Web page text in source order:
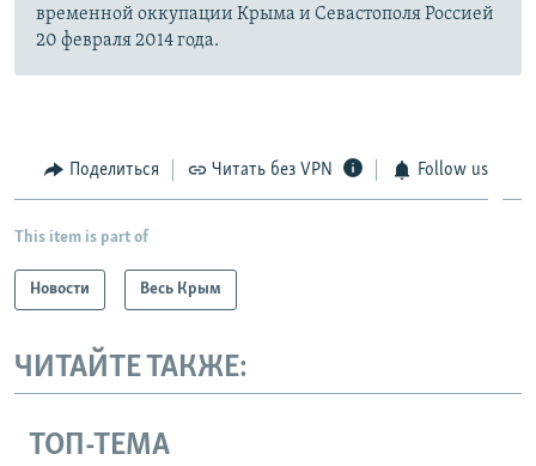
временной оккупации Крыма и Севастополя Россией
20 февраля 2014 года.
Поделиться Читать без VPN Follow us
This item is part of
Новости Весь Крым
ЧИТАЙТЕ ТАКЖЕ:
ТОП-ТЕМА